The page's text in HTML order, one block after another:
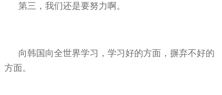
第三，我们还是要努力啊。
向韩国向全世界学习，学习好的方面，摒弃不好的
方面。